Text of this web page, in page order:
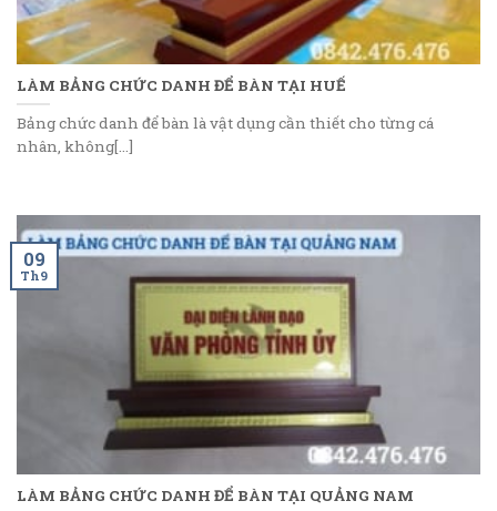
LÀM BẢNG CHỨC DANH ĐỂ BÀN TẠI HUẾ
Bảng chức danh để bàn là vật dụng cần thiết cho từng cá
nhân, không[...]
LÀM BẢNG CHỨC DANH ĐỂ BÀN TẠI QUẢNG NAM
09
Th9